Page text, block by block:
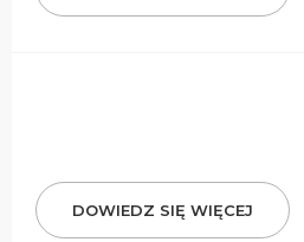
DOWIEDZ SIĘ WIĘCEJ